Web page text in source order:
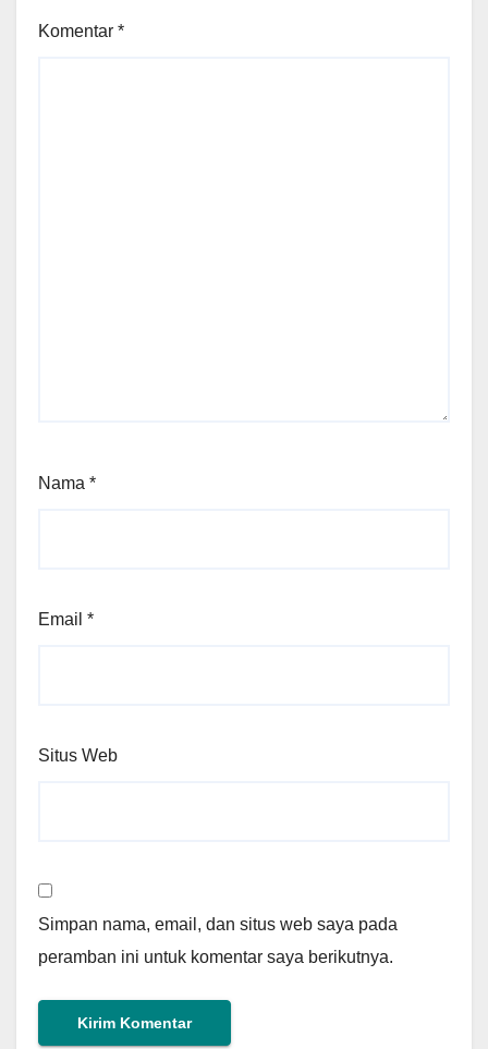
Komentar *
Nama *
Email *
Situs Web
Simpan nama, email, dan situs web saya pada
peramban ini untuk komentar saya berikutnya.